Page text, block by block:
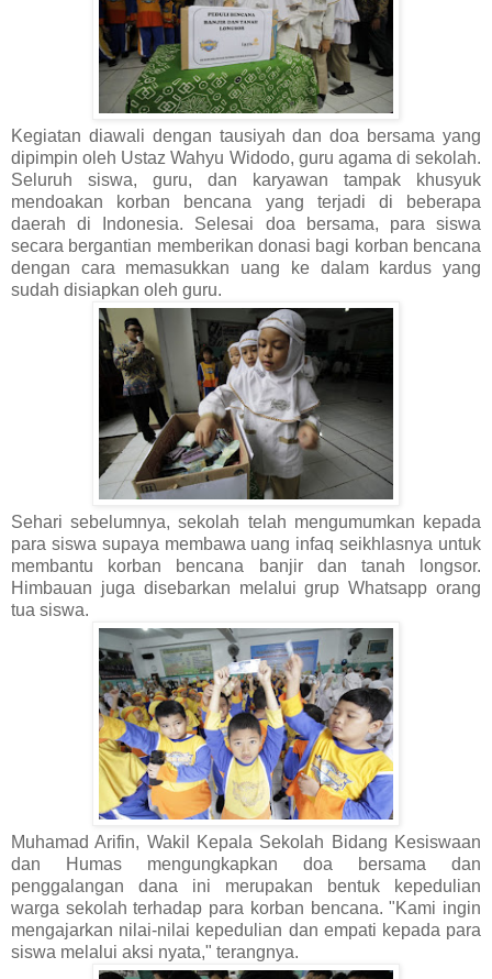
Kegiatan diawali dengan tausiyah dan doa bersama yang
dipimpin oleh Ustaz Wahyu Widodo, guru agama di sekolah.
Seluruh siswa, guru, dan karyawan tampak khusyuk
mendoakan korban bencana yang terjadi di beberapa
daerah di Indonesia. Selesai doa bersama, para siswa
secara bergantian memberikan donasi bagi korban bencana
dengan cara memasukkan uang ke dalam kardus yang
sudah disiapkan oleh guru.
Sehari sebelumnya, sekolah telah mengumumkan kepada
para siswa supaya membawa uang infaq seikhlasnya untuk
membantu korban bencana banjir dan tanah longsor.
Himbauan juga disebarkan melalui grup Whatsapp orang
tua siswa.
Muhamad Arifin, Wakil Kepala Sekolah Bidang Kesiswaan
dan Humas mengungkapkan doa bersama dan
penggalangan dana ini merupakan bentuk kepedulian
warga sekolah terhadap para korban bencana. "Kami ingin
mengajarkan nilai-nilai kepedulian dan empati kepada para
siswa melalui aksi nyata," terangnya.